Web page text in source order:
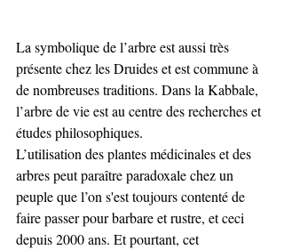
La symbolique de l’arbre est aussi très
présente chez les Druides et est commune à
de nombreuses traditions. Dans la Kabbale,
l’arbre de vie est au centre des recherches et
études philosophiques.
L’utilisation des plantes médicinales et des
arbres peut paraître paradoxale chez un
peuple que l’on s'est toujours contenté de
faire passer pour barbare et rustre, et ceci
depuis 2000 ans. Et pourtant, cet